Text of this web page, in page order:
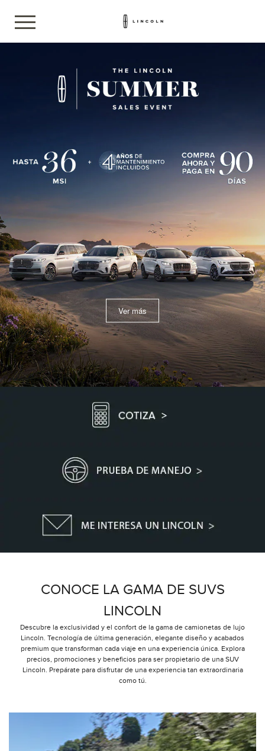
Ver más
CONOCE LA GAMA DE SUVS
LINCOLN
Descubre la exclusividad y el confort de la gama de camionetas de lujo
Lincoln. Tecnología de última generación, elegante diseño y acabados
premium que transforman cada viaje en una experiencia única. Explora
precios, promociones y beneficios para ser propietario de una SUV
Lincoln. Prepárate para disfrutar de una experiencia tan extraordinaria
como tú.